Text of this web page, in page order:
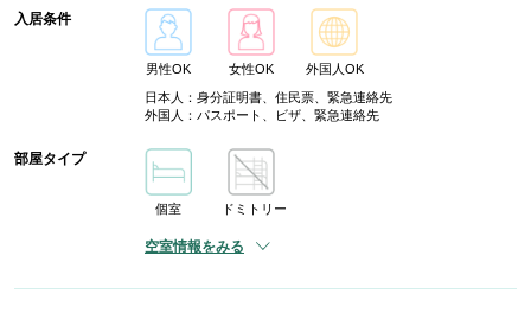
入居条件
男性OK 女性OK
外国人OK
日本人：身分証明書、住民票、緊急連絡先
外国人：パスポート、ビザ、緊急連絡先
部屋タイプ
個室 ドミトリー
空室情報をみる